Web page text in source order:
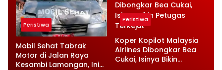
Peristiwa
Mobil Sehat Tabrak
Motor di Jalan Raya
Kesambi Lamongan, Ini
Peristiwa
Koper Kopilot Malaysia
Airlines Dibongkar Bea
Cukai, Isinya Bikin